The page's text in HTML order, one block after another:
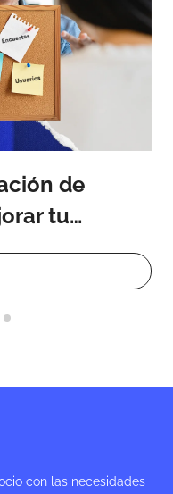
de
tu
con las necesidades